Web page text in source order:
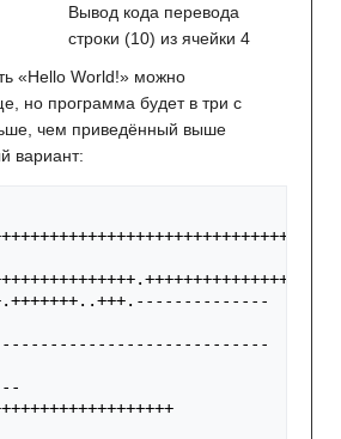
Вывод кода перевода
строки (10) из ячейки 4
«Hello World!» можно
но программа будет в три с
чем приведённый выше
вариант:
.+++++++++++++++++
.+++++++..+++. --------------